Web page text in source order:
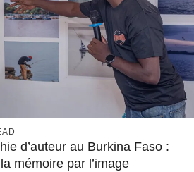
d’auteur au Burkina Faso :
mémoire par l’image